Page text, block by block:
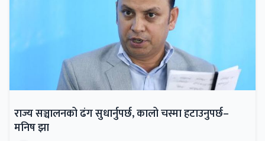
राज्य सञ्चालनको ढंग सुधार्नुपर्छ, कालो चस्मा हटाउनुपर्छ–
मनिष झा